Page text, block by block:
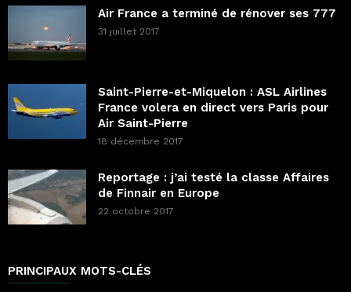
Air France a terminé de rénover ses 777
31 juillet 2017
Saint-Pierre-et-Miquelon : ASL Airlines
France volera en direct vers Paris pour
Air Saint-Pierre
18 décembre 2017
Reportage : j’ai testé la classe Affaires
de Finnair en Europe
22 octobre 2017
PRINCIPAUX MOTS-CLÉS